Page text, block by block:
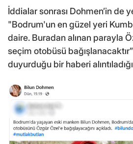
İddialar sonrası Dohmen’in de
"Bodrum'un en güzel yeri
daire. Buradan alınan parayla
seçim otobüsü
duyurduğu bir haberi